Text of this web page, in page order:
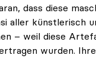
dass diese
aller künstlerisch
– weil diese
wurden.